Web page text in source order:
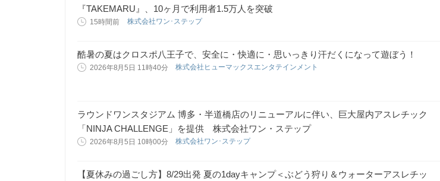
『TAKEMARU』、10ヶ月で利用者1.5万人を突破
15時間前 株式会社ワン･ステップ
酷暑の夏はクロスポ八王子で、安全に・快適に・思いっきり汗だくになって遊ぼう！
2026年8月5日 11時40分 株式会社ヒューマックスエンタテインメント
ラウンドワンスタジアム 博多・半道橋店のリニューアルに伴い、巨大屋内アスレチック
「NINJA CHALLENGE」を提供 株式会社ワン・ステップ
2026年8月5日 10時00分 株式会社ワン･ステップ
【夏休みの過ごし方】8/29出発 夏の1dayキャンプ＜ぶどう狩り＆ウォーターアスレチッ